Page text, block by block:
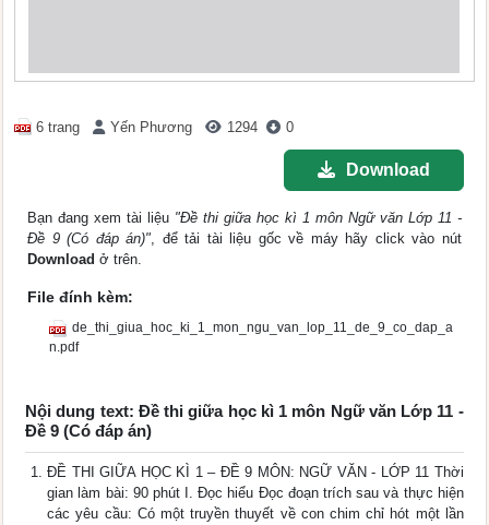
6 trang Yến Phương 1294 0
Download
Bạn đang xem tài liệu "Đề thi giữa học kì 1 môn Ngữ văn Lớp 11 -
Đề 9 (Có đáp án)", để tải tài liệu gốc về máy hãy click vào nút
Download ở trên.
File đính kèm:
de_thi_giua_hoc_ki_1_mon_ngu_van_lop_11_de_9_co_dap_a
n.pdf
Nội dung text: Đề thi giữa học kì 1 môn Ngữ văn Lớp 11 -
Đề 9 (Có đáp án)
ĐỀ THI GIỮA HỌC KÌ 1 – ĐỀ 9 MÔN: NGỮ VĂN - LỚP 11 Thời
gian làm bài: 90 phút I. Đọc hiểu Đọc đoạn trích sau và thực hiện
các yêu cầu: Có một truyền thuyết về con chim chỉ hót một lần